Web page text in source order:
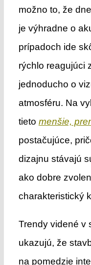
možno to, že
je výhradne o
prípadoch ide
rýchlo reagujúci
jednoducho o
atmosféru. Na
tieto menšie,
postačujúce,
dizajnu stávajú
ako dobre
charakteristický
Trendy videné v
ukazujú, že
na pomedzie